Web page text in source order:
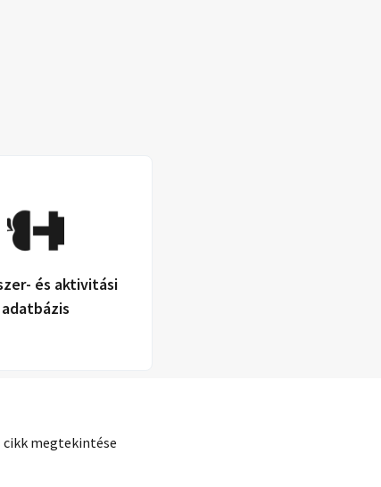
és aktivitási
adatbázis
cikk megtekintése